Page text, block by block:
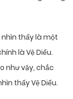
nhìn thấy là một
là Vệ Diểu.
như vậy, chắc
thấy Vệ Diểu.